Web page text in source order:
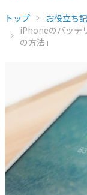
トップ
お役立ち
iPhoneのバッテ
の方法」